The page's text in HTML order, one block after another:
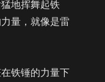
地挥舞起铁
量，就像是雷
铁锤的力量下